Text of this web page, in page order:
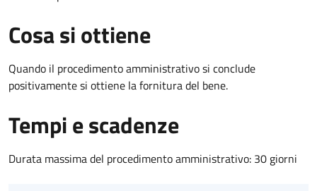
Cosa si ottiene
Quando il procedimento amministrativo si conclude
positivamente si ottiene la fornitura del bene.
Tempi e scadenze
Durata massima del procedimento amministrativo: 30 giorni